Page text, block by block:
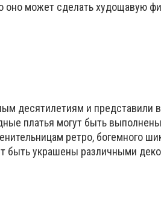
оно может сделать худощавую
десятилетиям и представили
платья могут быть
ретро, богемного
быть украшены различными